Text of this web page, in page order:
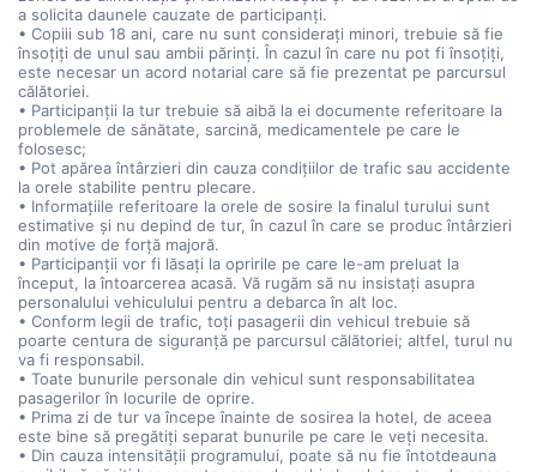
a solicita daunele cauzate de participanți.
• Copiii sub 18 ani, care nu sunt considerați minori, trebuie să fie
însoțiți de unul sau ambii părinți. În cazul în care nu pot fi însoțiți,
este necesar un acord notarial care să fie prezentat pe parcursul
călătoriei.
• Participanții la tur trebuie să aibă la ei documente referitoare la
problemele de sănătate, sarcină, medicamentele pe care le
folosesc;
• Pot apărea întârzieri din cauza condițiilor de trafic sau accidente
la orele stabilite pentru plecare.
• Informațiile referitoare la orele de sosire la finalul turului sunt
estimative și nu depind de tur, în cazul în care se produc întârzieri
din motive de forță majoră.
• Participanții vor fi lăsați la opririle pe care le-am preluat la
început, la întoarcerea acasă. Vă rugăm să nu insistați asupra
personalului vehiculului pentru a debarca în alt loc.
• Conform legii de trafic, toți pasagerii din vehicul trebuie să
poarte centura de siguranță pe parcursul călătoriei; altfel, turul nu
va fi responsabil.
• Toate bunurile personale din vehicul sunt responsabilitatea
pasagerilor în locurile de oprire.
• Prima zi de tur va începe înainte de sosirea la hotel, de aceea
este bine să pregătiți separat bunurile pe care le veți necesita.
• Din cauza intensității programului, poate să nu fie întotdeauna